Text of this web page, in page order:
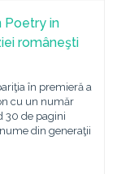
Poetry in
româneşti
în premieră a
cu un număr
30 de pagini
din generaţii